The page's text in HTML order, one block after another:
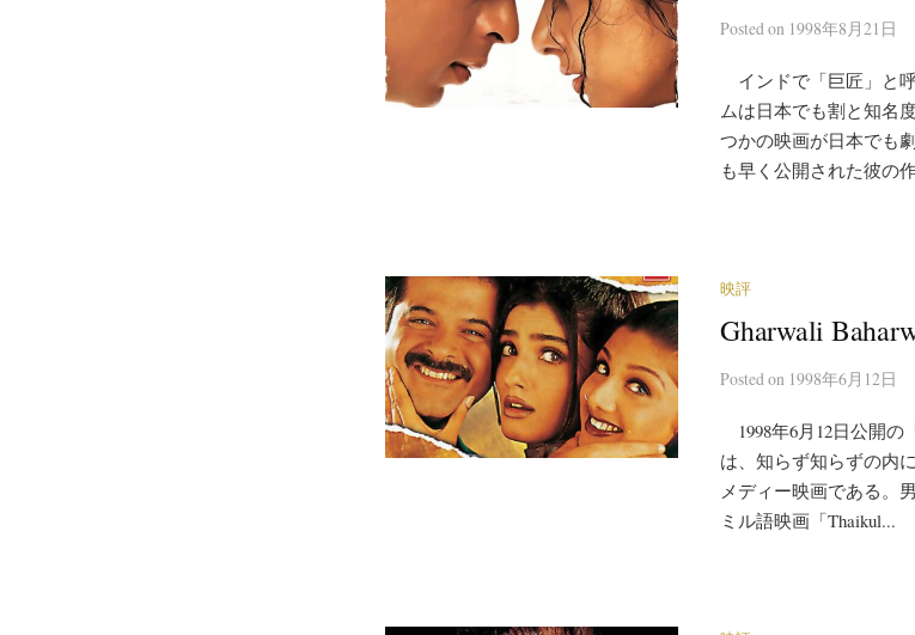
Postedon 1998年8月21日
インドで「巨匠」と
ムは日本でも割と知名
つかの映画が日本でも
も早く公開された彼の
映評
Gharwali
Postedon 1998年6月12日
1998年6月12日公開の
は、知らず知らずの内
メディー映画である。
ミル語映画「Thaikul...